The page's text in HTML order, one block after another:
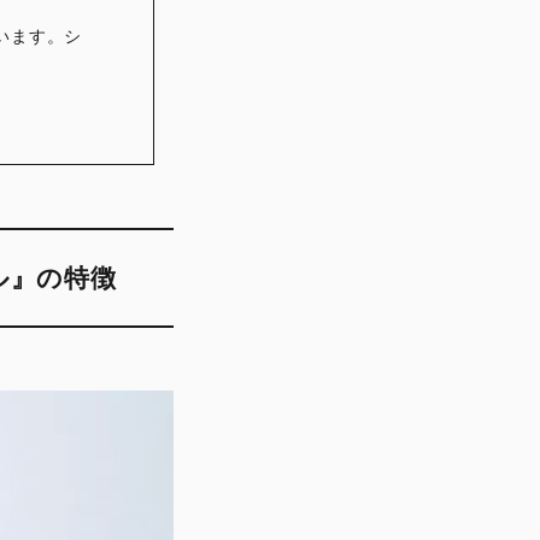
ます。シ
の特徴